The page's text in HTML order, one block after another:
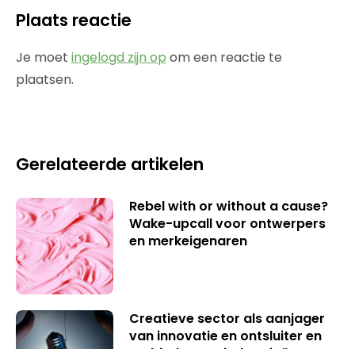
Plaats reactie
Je moet ingelogd zijn op om een reactie te
plaatsen.
Gerelateerde artikelen
Rebel with or without a cause?
Wake-upcall voor ontwerpers
en merkeigenaren
Creatieve sector als aanjager
van innovatie en ontsluiter en